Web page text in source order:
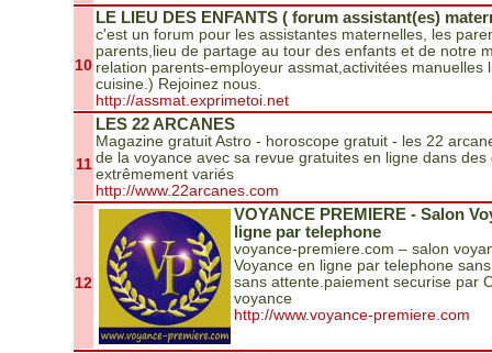
10
LE LIEU DES ENFANTS ( forum assistant(es)
c'est un forum pour les assistantes maternelles, les
parents,lieu de partage au tour des enfants et de notre
relation parents-employeur assmat,activitées manuelles
cuisine.) Rejoinez nous.
http://assmat.exprimetoi.net
11
LES 22 ARCANES
Magazine gratuit Astro - horoscope gratuit - les 22
de la voyance avec sa revue gratuites en ligne dans des
extrêmement variés
http://www.22arcanes.com
12
VOYANCE PREMIERE - Salon
ligne par telephone
voyance-premiere.com – salon
Voyance en ligne par telephone
sans attente.paiement securise par
voyance
http://www.voyance-premiere.com